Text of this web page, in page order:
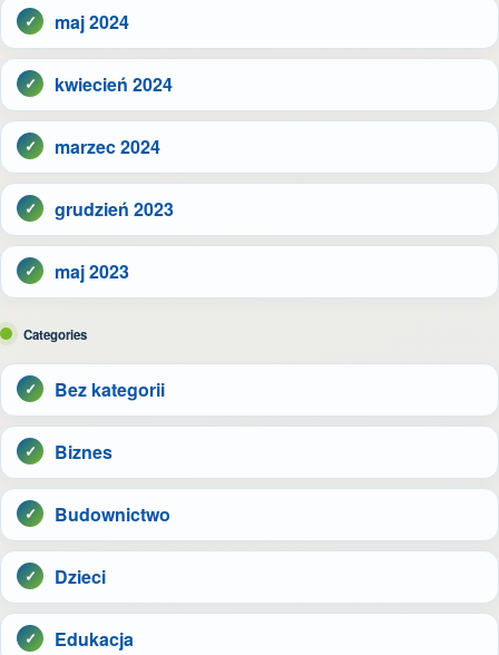
maj 2024
kwiecień 2024
marzec 2024
grudzień 2023
maj 2023
Categories
Bez kategorii
Biznes
Budownictwo
Dzieci
Edukacja